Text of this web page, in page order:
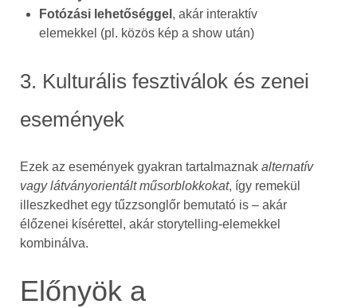
Fotózási lehetőséggel , akár interaktív
elemekkel (pl. közös kép a show után)
3. Kulturális fesztiválok és zenei
események
Ezek az események gyakran tartalmaznak alternatív
vagy látványorientált műsorblokkokat, így remekül
illeszkedhet egy tűzzsonglőr bemutató is – akár
élőzenei kísérettel, akár storytelling-elemekkel
kombinálva.
Előnyök a